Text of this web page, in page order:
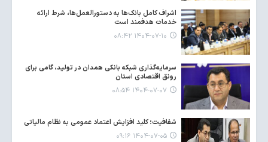
اشراف کامل بانک‌ها به دستورالعمل‌ها، شرط ارائه
خدمات هدفمند است
۱۴۰۴-۰۷-۱۰ ۰۸:۴۲
سرمایه‌گذاری شبکه بانکی همدان در تولید، گامی برای
رونق اقتصادی استان
۱۴۰۴-۰۷-۰۷ ۰۸:۵۴
شفافیت؛ کلید افزایش اعتماد عمومی به نظام مالیاتی
۱۴۰۴-۰۷-۰۵ ۰۹:۱۶